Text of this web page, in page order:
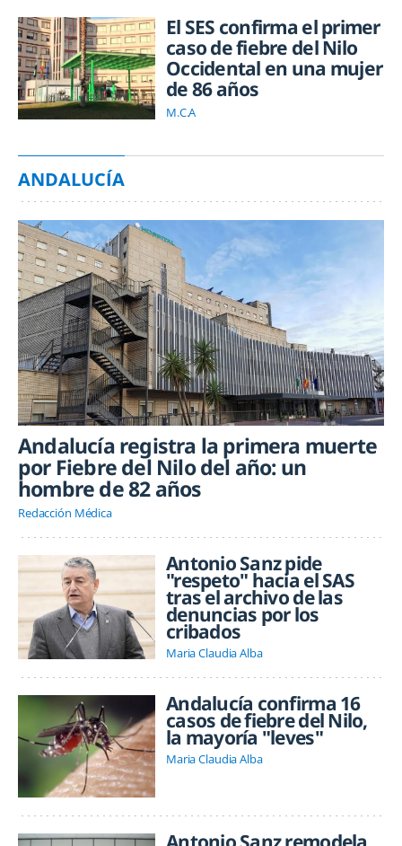
El SES confirma el primer
caso de fiebre del Nilo
Occidental en una mujer
de 86 años
M.C.A
ANDALUCÍA
Andalucía registra la primera muerte
por Fiebre del Nilo del año: un
hombre de 82 años
Redacción Médica
Antonio Sanz pide
"respeto" hacia el SAS
tras el archivo de las
denuncias por los
cribados
Maria Claudia Alba
Andalucía confirma 16
casos de fiebre del Nilo,
la mayoría "leves"
Maria Claudia Alba